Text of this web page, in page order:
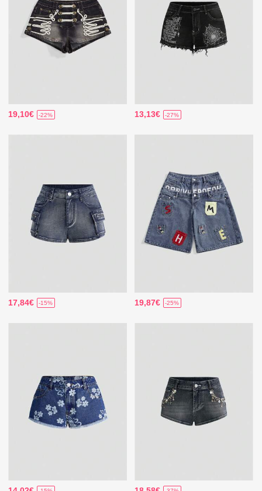
19,10€ -22% 13,13€ -27%
17,84€ -15% 19,87€ -25%